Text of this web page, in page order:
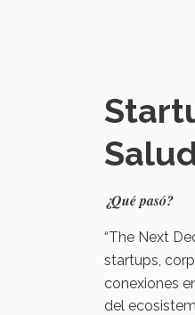
¿Qué pasó?
“The Next
startups,
conexiones
del